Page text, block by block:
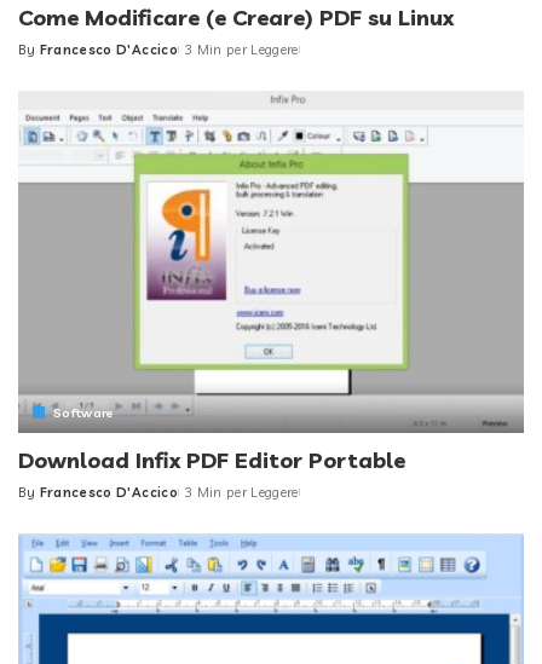
Come Modificare (e Creare) PDF su Linux
Posted
By Francesco D'Accico 3 Min per Leggere
Software
Download Infix PDF Editor Portable
Posted
By Francesco D'Accico 3 Min per Leggere